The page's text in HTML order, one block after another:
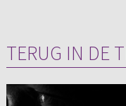
TERUG IN DE